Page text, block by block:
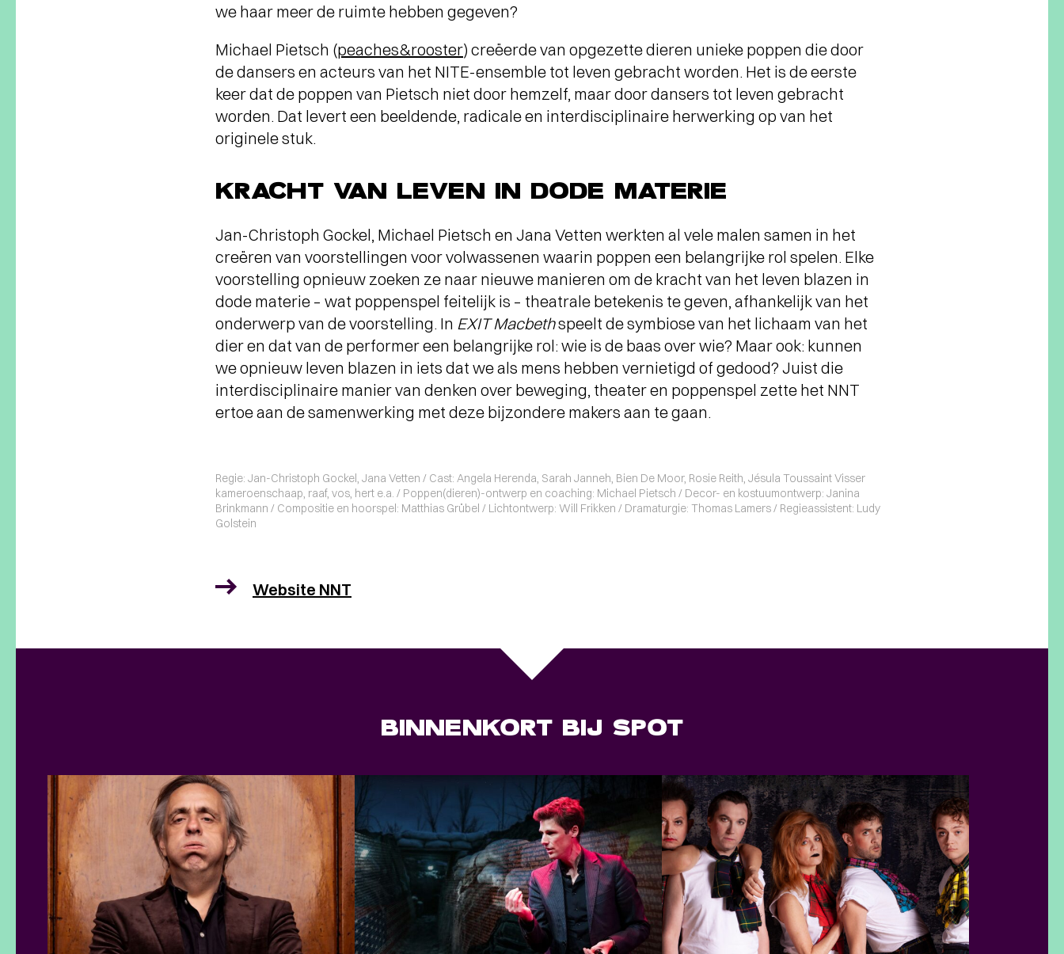
we haar meer de ruimte hebben gegeven?
Michael Pietsch (peaches&rooster) creëerde van opgezette dieren unieke poppen die door
de dansers en acteurs van het NITE-ensemble tot leven gebracht worden. Het is de eerste
keer dat de poppen van Pietsch niet door hemzelf, maar door dansers tot leven gebracht
worden. Dat levert een beeldende, radicale en interdisciplinaire herwerking op van het
originele stuk.
KRACHT VAN LEVEN IN DODE MATERIE
Jan-Christoph Gockel, Michael Pietsch en Jana Vetten werkten al vele malen samen in het
creëren van voorstellingen voor volwassenen waarin poppen een belangrijke rol spelen. Elke
voorstelling opnieuw zoeken ze naar nieuwe manieren om de kracht van het leven blazen in
dode materie – wat poppenspel feitelijk is – theatrale betekenis te geven, afhankelijk van het
onderwerp van de voorstelling. In EXIT Macbethspeelt de symbiose van het lichaam van het
dier en dat van de performer een belangrijke rol: wie is de baas over wie? Maar ook: kunnen
we opnieuw leven blazen in iets dat we als mens hebben vernietigd of gedood? Juist die
interdisciplinaire manier van denken over beweging, theater en poppenspel zette het NNT
ertoe aan de samenwerking met deze bijzondere makers aan te gaan.
Regie: Jan-Christoph Gockel, Jana Vetten / Cast: Angela Herenda, Sarah Janneh, Bien De Moor, Rosie Reith, Jésula Toussaint Visser
kameroenschaap, raaf, vos, hert e.a. / Poppen(dieren)-ontwerp en coaching: Michael Pietsch / Decor- en kostuumontwerp: Janina
Brinkmann / Compositie en hoorspel: Matthias Grübel / Lichtontwerp: Will Frikken / Dramaturgie: Thomas Lamers / Regieassistent: Ludy
Golstein
Website NNT
BINNENKORT BIJ SPOT